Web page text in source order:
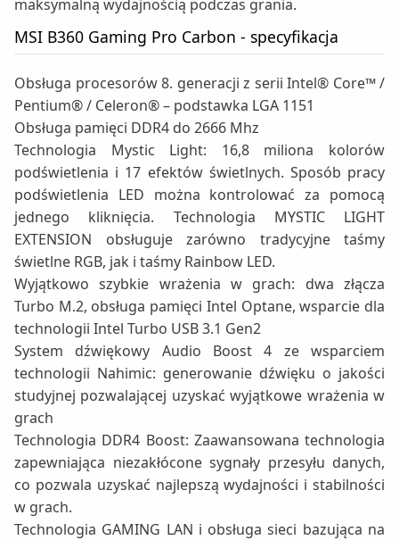
maksymalną wydajnością podczas grania.
MSI B360 Gaming Pro Carbon - specyfikacja
Obsługa procesorów 8. generacji z serii Intel® Core™ /
Pentium® / Celeron® – podstawka LGA 1151
Obsługa pamięci DDR4 do 2666 Mhz
Technologia Mystic Light: 16,8 miliona kolorów
podświetlenia i 17 efektów świetlnych. Sposób pracy
podświetlenia LED można kontrolować za pomocą
jednego kliknięcia. Technologia MYSTIC LIGHT
EXTENSION obsługuje zarówno tradycyjne taśmy
świetlne RGB, jak i taśmy Rainbow LED.
Wyjątkowo szybkie wrażenia w grach: dwa złącza
Turbo M.2, obsługa pamięci Intel Optane, wsparcie dla
technologii Intel Turbo USB 3.1 Gen2
System dźwiękowy Audio Boost 4 ze wsparciem
technologii Nahimic: generowanie dźwięku o jakości
studyjnej pozwalającej uzyskać wyjątkowe wrażenia w
grach
Technologia DDR4 Boost: Zaawansowana technologia
zapewniająca niezakłócone sygnały przesyłu danych,
co pozwala uzyskać najlepszą wydajności i stabilności
w grach.
Technologia GAMING LAN i obsługa sieci bazująca na